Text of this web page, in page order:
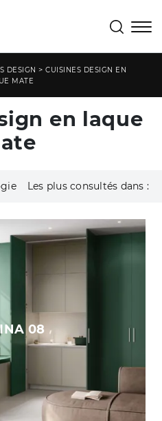
DESIGN > CUISINES DESIGN EN
MATE
en laque
Les plus consultés dans :
08